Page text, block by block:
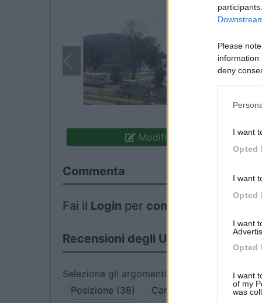
Please
information
deny
I want
Opted
I want
Opted
I want
Opted
I want
of my
was
Modifica informazioni
Commenta
Fai il Login per commentare
Recensioni degli Utenti
Seleziona gli argomenti per leggere le
Posizione (38)
Caratteristiche (32)